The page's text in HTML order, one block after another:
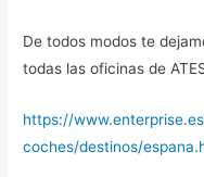
De todos modos te
todas las oficinas de
https://
coches/destinos/